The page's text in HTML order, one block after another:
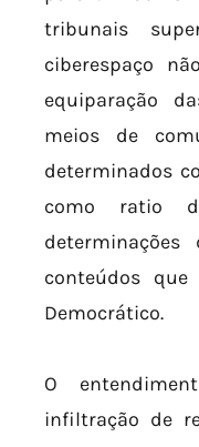
tribunais
ciberespaço
equiparação
meios de
determinados
como ratio
conteúdos
Democrático.
O
infiltração de